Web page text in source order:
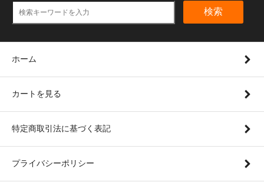
検索
ホーム
カートを見る
特定商取引法に基づく表記
プライバシーポリシー